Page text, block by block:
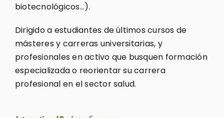
biotecnológicos…).
Dirigido a estudiantes de últimos cursos de
másteres y carreras universitarias, y
profesionales en activo que busquen formación
especializada o reorientar su carrera
profesional en el sector salud.